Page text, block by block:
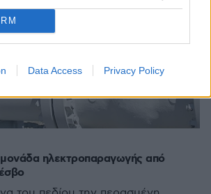
Data Access Privacy Policy
ηλεκτροπαραγωγής από